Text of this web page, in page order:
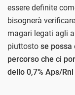
essere definite
bisognerà
magari legati agli
piuttosto se possa
percorso che ci
dello 0,7% Aps/